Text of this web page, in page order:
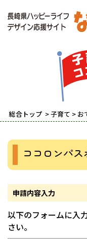
総合トップ >子育て > お
ココロンパス
申請内容入力
以下のフォームに入
さい。